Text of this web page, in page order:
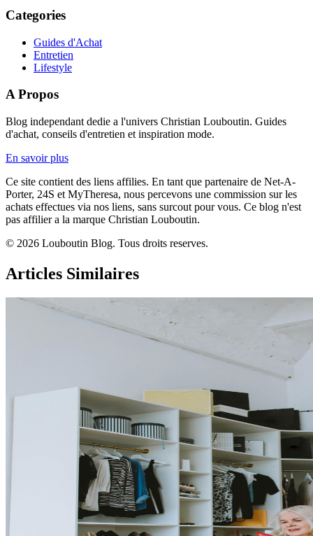
Categories
Guides d'Achat
Entretien
Lifestyle
A Propos
Blog independant dedie a l'univers Christian Louboutin. Guides
d'achat, conseils d'entretien et inspiration mode.
En savoir plus
Ce site contient des liens affilies. En tant que partenaire de Net-A-
Porter, 24S et MyTheresa, nous percevons une commission sur les
achats effectues via nos liens, sans surcout pour vous. Ce blog n'est
pas affilier a la marque Christian Louboutin.
© 2026 Louboutin Blog. Tous droits reserves.
Articles Similaires